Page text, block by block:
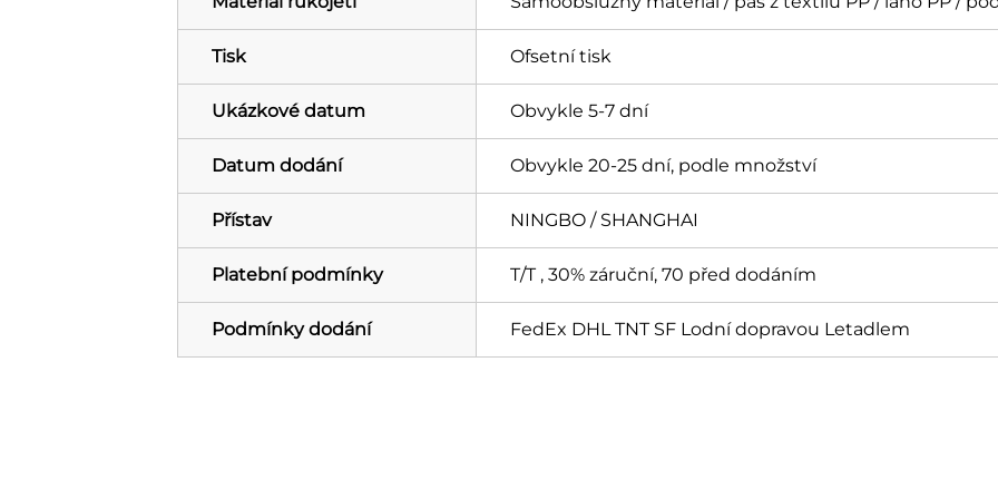
Tisk Ofsetní tisk
Ukázkové datum Obvykle 5-7 dní
Datum dodání Obvykle 20-25 dní, podle množství
Přístav NINGBO / SHANGHAI
Platební podmínky T/T , 30% záruční, 70 před dodáním
Podmínky dodání FedEx DHL TNT SF Lodní dopravou Letadlem